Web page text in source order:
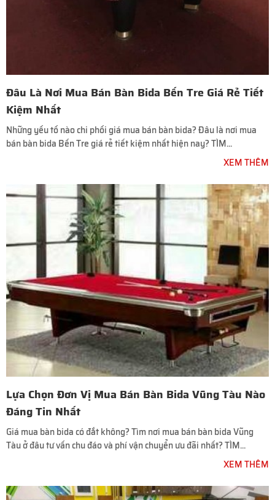
Đâu Là Nơi Mua Bán Bàn Bida Bến Tre Giá Rẻ Tiết
Kiệm Nhất
Những yếu tố nào chi phối giá mua bán bàn bida? Đâu là nơi mua
bán bàn bida Bến Tre giá rẻ tiết kiệm nhất hiện nay? TÌM...
XEM THÊM
Lựa Chọn Đơn Vị Mua Bán Bàn Bida Vũng Tàu Nào
Đáng Tin Nhất
Giá mua bàn bida có đắt không? Tìm nơi mua bán bàn bida Vũng
Tàu ở đâu tư vấn chu đáo và phí vận chuyển ưu đãi nhất? TÌM...
XEM THÊM